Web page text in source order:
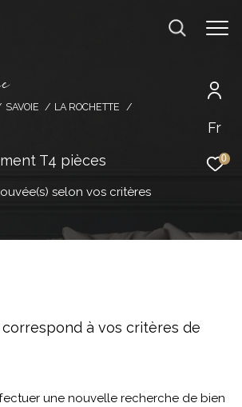
Fr
0
e
SAVOIE
LA ROCHETTE
T4 pièces
selon vos critères
à vos critères de
une nouvelle recherche de bien
recherche
qui correspond à vos